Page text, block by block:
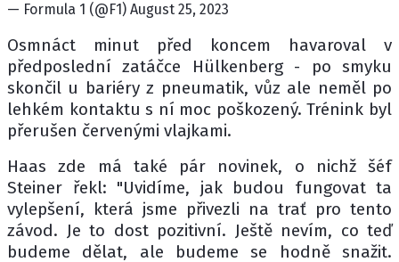
— Formula 1 (@F1) August 25, 2023
Osmnáct minut před koncem havaroval v
předposlední zatáčce Hülkenberg - po smyku
skončil u bariéry z pneumatik, vůz ale neměl po
lehkém kontaktu s ní moc poškozený. Trénink byl
přerušen červenými vlajkami.
Haas zde má také pár novinek, o nichž šéf
Steiner řekl: "Uvidíme, jak budou fungovat ta
vylepšení, která jsme přivezli na trať pro tento
závod. Je to dost pozitivní. Ještě nevím, co teď
budeme dělat, ale budeme se hodně snažit.